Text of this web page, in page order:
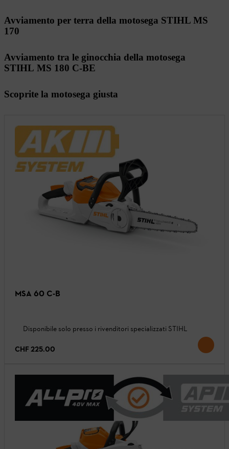
Avviamento per terra della motosega STIHL MS
170
Avviamento tra le ginocchia della motosega
STIHL MS 180 C-BE
Scoprite la motosega giusta
MSA 60 C-B
Disponibile solo presso i rivenditori specializzati STIHL
CHF 225.00